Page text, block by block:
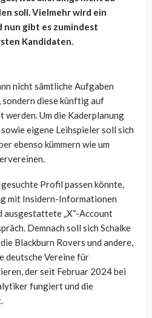
soll. Vielmehr wird ein
gibt es zumindest
Kandidaten.
nicht sämtliche Aufgaben
sondern diese künftig auf
Um die Kaderplanung
eigene Leihspieler soll sich
ebenso kümmern wie um
Profil passen könnte,
mit Insidern-Informationen
ausgestattete „X“-Account
Demnach soll sich Schalke
Blackburn Rovers und andere,
deutsche Vereine für
der seit Februar 2024 bei
fungiert und die